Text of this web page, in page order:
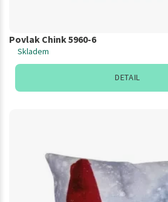
Povlak Chink 5960-6
Skladem
DETAIL